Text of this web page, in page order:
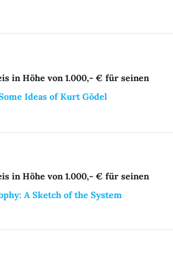
in Höhe von 1.000,- € für seinen
Ideas of Kurt Gödel
in Höhe von 1.000,- € für seinen
A Sketch of the System